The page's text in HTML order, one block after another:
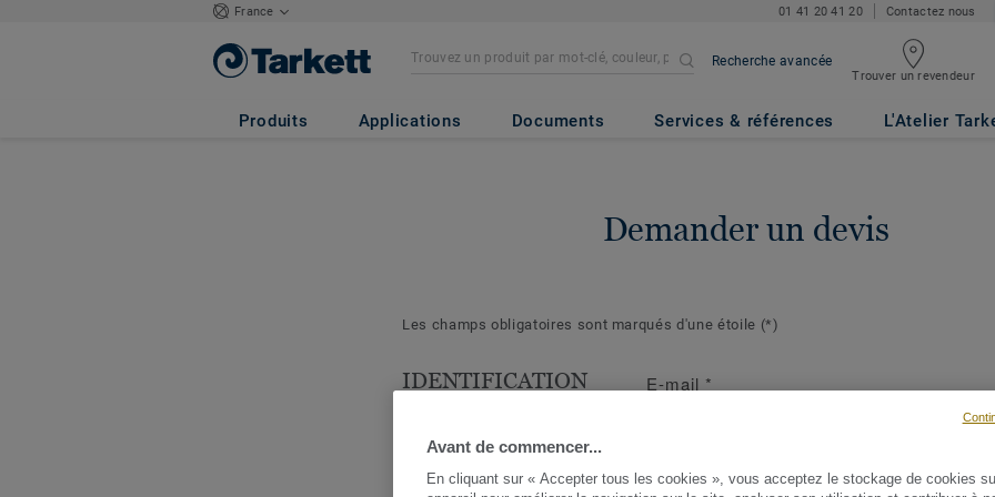
France 01 41 20 41 20 Contactez nous
Recherche avancée
Trouver un revendeur
Produits Applications Documents Services & références L'Atelier
Demander un devis
Les champs obligatoires sont marqués d'une étoile (*)
IDENTIFICATION
Les questions suivantes
cerner votre demande et d'y
E-mail *
Avant de commencer...
En cliquant sur « Accepter tous les cookies », vous acceptez le stockage de cookies